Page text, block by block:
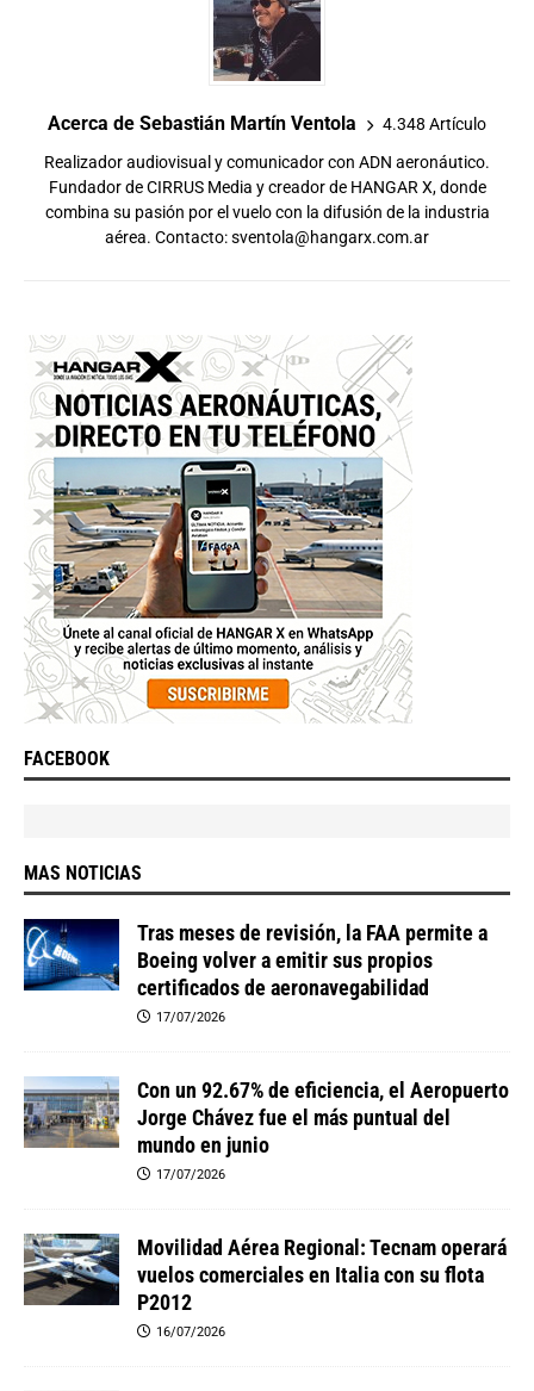
Acerca de Sebastián Martín Ventola 4.348 Artículo
Realizador audiovisual y comunicador con ADN aeronáutico.
Fundador de CIRRUS Media y creador de HANGAR X, donde
combina su pasión por el vuelo con la difusión de la industria
aérea. Contacto:sventola@hangarx.com.ar
FACEBOOK
MAS NOTICIAS
Tras meses de revisión, la FAA permite a
Boeing volver a emitir sus propios
certificados de aeronavegabilidad
17/07/2026
Con un 92.67% de eficiencia, el Aeropuerto
Jorge Chávez fue el más puntual del
mundo en junio
17/07/2026
Movilidad Aérea Regional: Tecnam operará
vuelos comerciales en Italia con su flota
P2012
16/07/2026